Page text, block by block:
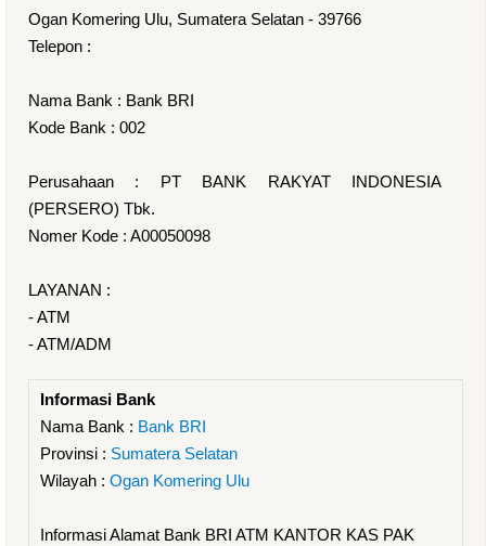
Ogan Komering Ulu, Sumatera Selatan - 39766
Telepon :
Nama Bank : Bank BRI
Kode Bank : 002
Perusahaan : PT BANK RAKYAT INDONESIA
(PERSERO) Tbk.
Nomer Kode : A00050098
LAYANAN :
- ATM
- ATM/ADM
Informasi Bank
Nama Bank : Bank BRI
Provinsi : Sumatera Selatan
Wilayah : Ogan Komering Ulu
Informasi Alamat Bank BRI ATM KANTOR KAS PAK